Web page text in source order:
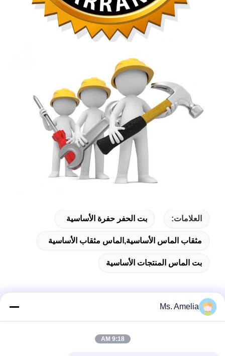
العلامات: بت الحفر حفرة الأساسية
مثقاب الماس الأساسية,الماس مثقاب الأساسية
بت الماس المنتجات الأساسية
Ms. Amelia
9:18 AM